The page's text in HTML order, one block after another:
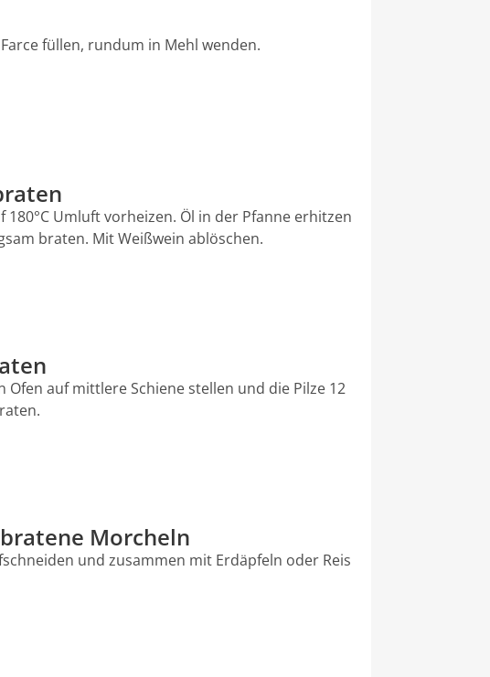
füllen, rundum in Mehl wenden.
180°C Umluft vorheizen. Öl in der Pfanne erhitzen
braten. Mit Weißwein ablöschen.
Ofen auf mittlere Schiene stellen und die Pilze 12
Morcheln
und zusammen mit Erdäpfeln oder Reis